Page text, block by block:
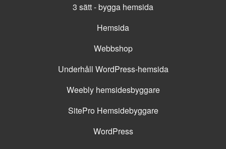
3 sätt - bygga hemsida
Hemsida
Webbshop
Underhåll WordPress-hemsida
Weebly hemsidesbyggare
SitePro Hemsidebyggare
WordPress